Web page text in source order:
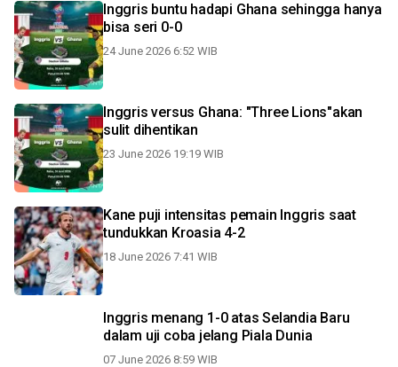
Inggris buntu hadapi Ghana sehingga hanya
bisa seri 0-0
24 June 2026 6:52 WIB
Inggris versus Ghana: "Three Lions"akan
sulit dihentikan
23 June 2026 19:19 WIB
Kane puji intensitas pemain Inggris saat
tundukkan Kroasia 4-2
18 June 2026 7:41 WIB
Inggris menang 1-0 atas Selandia Baru
dalam uji coba jelang Piala Dunia
07 June 2026 8:59 WIB